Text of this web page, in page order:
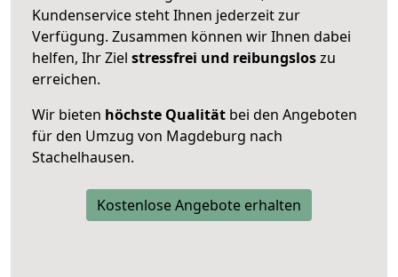
Kundenservice steht Ihnen jederzeit zur
Verfügung. Zusammen können wir Ihnen dabei
helfen, Ihr Ziel stressfrei und reibungsloszu
erreichen.
Wir bieten höchste Qualität bei den Angeboten
für den Umzug von Magdeburg nach
Stachelhausen.
Kostenlose Angebote erhalten